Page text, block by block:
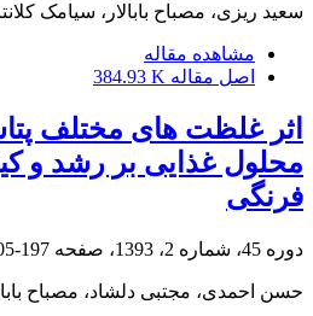
سعید ریزی، مصباح بابالار، سیامک
مشاهده مقاله
اصل مقاله 384.93 K
اثر غلظت‏ های مختلف
محلول غذایی بر رشد و
فرنگی
دوره 45، شماره 2، 1393، صفحه 197-205
حسن احمدی، مجتبی دلشاد، مصباح